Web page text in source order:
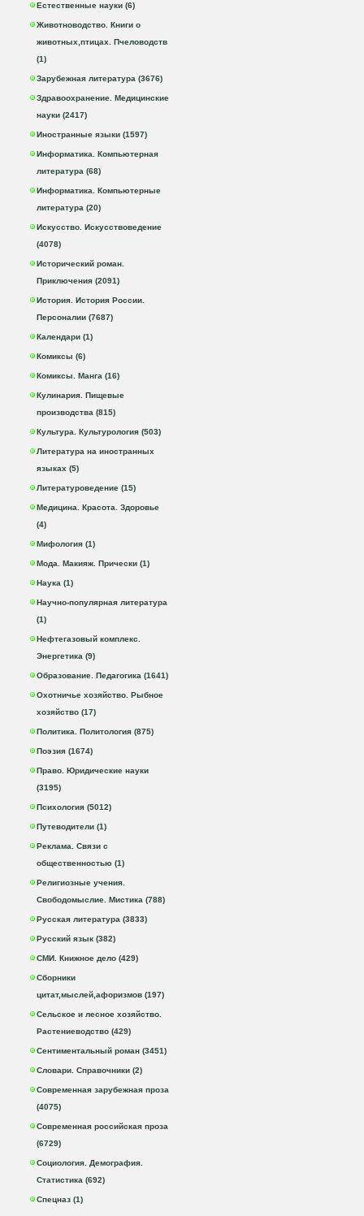
Естественные науки (6)
Животноводство. Книги о
животных,птицах. Пчеловодств
(1)
Зарубежная литература (3676)
Здравоохранение. Медицинские
науки (2417)
Иностранные языки (1597)
Информатика. Компьютерная
литература (68)
Информатика. Компьютерные
литература (20)
Искусство. Искусствоведение
(4078)
Исторический роман.
Приключения (2091)
История. История России.
Персоналии (7687)
Календари (1)
Комиксы (6)
Комиксы. Манга (16)
Кулинария. Пищевые
производства (815)
Культура. Культурология (503)
Литература на иностранных
языках (5)
Литературоведение (15)
Медицина. Красота. Здоровье
(4)
Мифология (1)
Мода. Макияж. Прически (1)
Наука (1)
Научно-популярная литература
(1)
Нефтегазовый комплекс.
Энергетика (9)
Образование. Педагогика (1641)
Охотничье хозяйство. Рыбное
хозяйство (17)
Политика. Политология (875)
Поэзия (1674)
Право. Юридические науки
(3195)
Психология (5012)
Путеводители (1)
Реклама. Связи с
общественностью (1)
Религиозные учения.
Свободомыслие. Мистика (788)
Русская литература (3833)
Русский язык (382)
СМИ. Книжное дело (429)
Сборники
цитат,мыслей,афоризмов (197)
Сельское и лесное хозяйство.
Растениеводство (429)
Сентиментальный роман (3451)
Словари. Справочники (2)
Современная зарубежная проза
(4075)
Современная российская проза
(6729)
Социология. Демография.
Статистика (692)
Спецназ (1)